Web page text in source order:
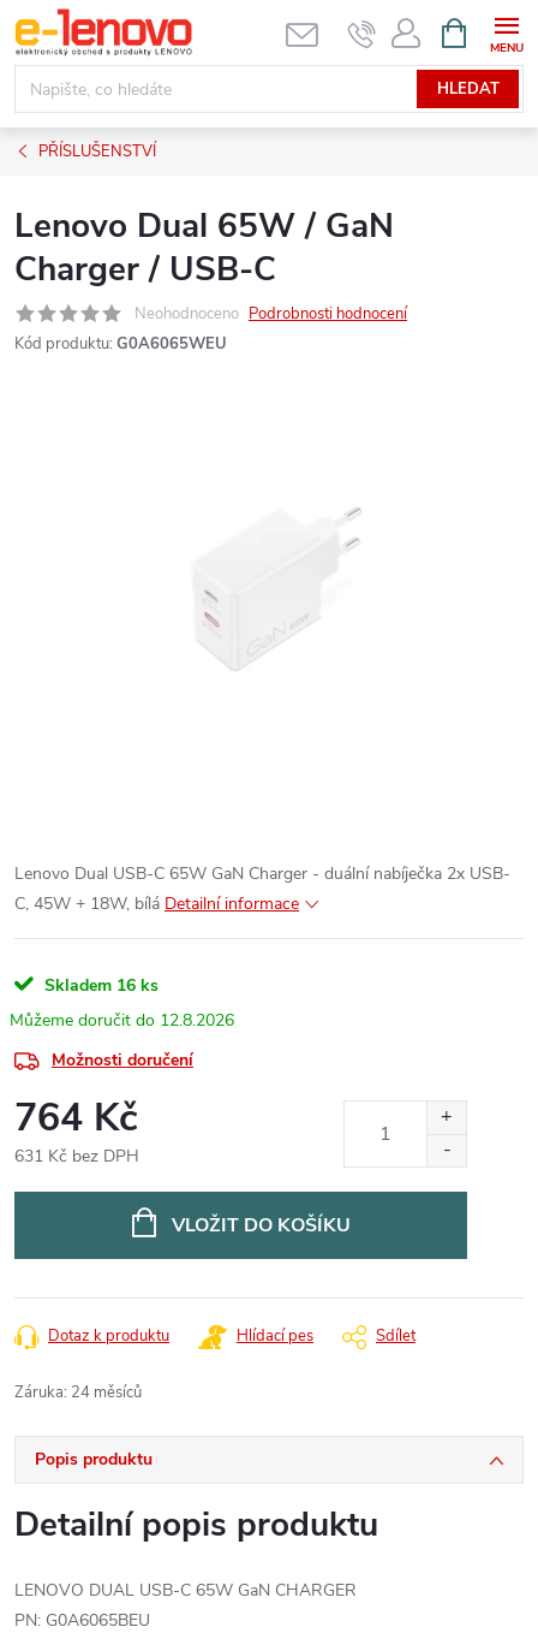
Přejít
na
obsah
HLEDAT
NÁKUPNÍ
KOŠÍK
PŘÍSLUŠENSTVÍ
Lenovo Dual 65W / GaN
Charger / USB-C
Neohodnoceno Podrobnosti hodnocení
Kód produktu: G0A6065WEU
Lenovo Dual USB-C 65W GaN Charger - duální nabíječka 2x USB-
C, 45W + 18W, bílá Detailní informace
Skladem 16 ks
12.8.2026
Možnosti doručení
764 Kč
631 Kč bez DPH
VLOŽIT DO KOŠÍKU
Dotaz k produktu Hlídací pes Sdílet
Záruka: 24 měsíců
Popis produktu
Detailní popis produktu
LENOVO DUAL USB-C 65W GaN CHARGER
PN: G0A6065BEU